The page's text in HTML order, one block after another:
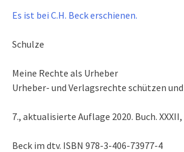
Es ist bei C.H. Beck erschienen.
Schulze
Meine Rechte als Urheber
Urheber- und Verlagsrechte schützen
7., aktualisierte Auflage 2020. Buch. XXXII,
Beck im dtv. ISBN 978-3-406-73977-4